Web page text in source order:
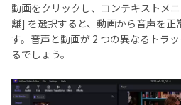
動画をクリックし、コンテキストメ
離] を選択すると、動画から音声を正
す。音声と動画が 2 つの異なるトラ
るでしょう。